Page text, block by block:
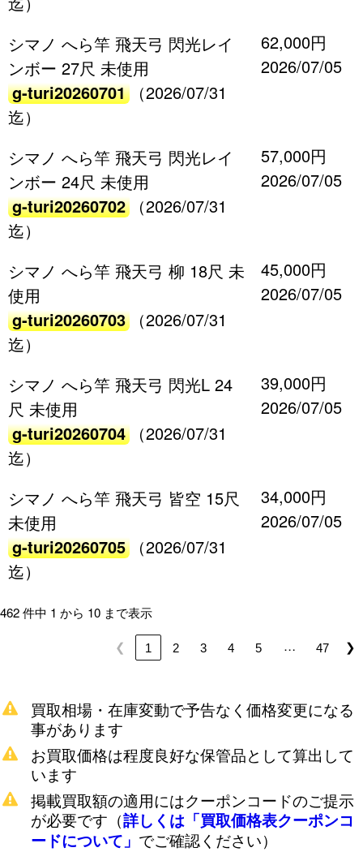
シマノ へら竿 飛天弓 閃光レイ
ンボー 27尺 未使用
g-turi20260701
（2026/07/31
迄）
62,000円
2026/07/05
シマノ へら竿 飛天弓 閃光レイ
ンボー 24尺 未使用
g-turi20260702
（2026/07/31
迄）
57,000円
2026/07/05
シマノ へら竿 飛天弓 柳 18尺 未
使用
g-turi20260703
（2026/07/31
迄）
45,000円
2026/07/05
シマノ へら竿 飛天弓 閃光L 24
尺 未使用
g-turi20260704
（2026/07/31
迄）
39,000円
2026/07/05
シマノ へら竿 飛天弓 皆空 15尺
未使用
g-turi20260705
（2026/07/31
迄）
34,000円
2026/07/05
462 件中 1 から 10 まで表示
❮ 1 2 3 4 5 … 47 ❯
買取相場・在庫変動で予告なく価格変更になる
事があります
お買取価格は程度良好な保管品として算出して
います
掲載買取額の適用にはクーポンコードのご提示
が必要です（詳しくは「買取価格表クーポンコ
ードについて」 でご確認ください）